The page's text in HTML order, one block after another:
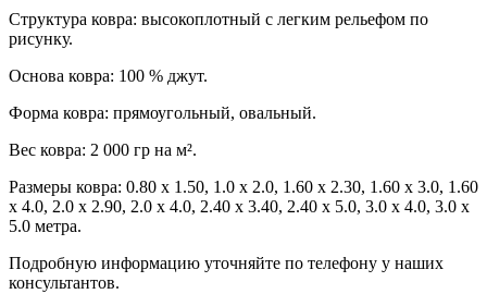
Структура ковра: высокоплотный с легким рельефом по
рисунку.
Основа ковра: 100 % джут.
Форма ковра: прямоугольный, овальный.
Вес ковра: 2 000 гр на м².
Размеры ковра: 0.80 x 1.50, 1.0 х 2.0, 1.60 x 2.30, 1.60 х 3.0, 1.60
х 4.0, 2.0 x 2.90, 2.0 х 4.0, 2.40 x 3.40, 2.40 х 5.0, 3.0 x 4.0, 3.0 x
5.0 метра.
Подробную информацию уточняйте по телефону у наших
консультантов.